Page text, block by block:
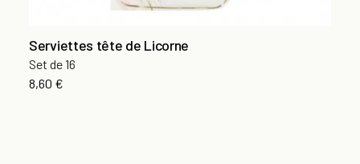
Serviettes tête de Licorne
Set de 16
8,60 €